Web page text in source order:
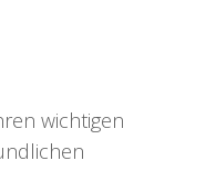
wichtigen